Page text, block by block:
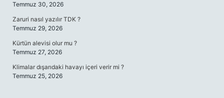
Temmuz 30, 2026
Zaruri nasıl yazılır TDK ?
Temmuz 29, 2026
Kürtün alevisi olur mu ?
Temmuz 27, 2026
Klimalar dışarıdaki havayı içeri verir mi ?
Temmuz 25, 2026